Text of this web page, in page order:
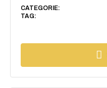
CATEGORIE:
TAG: